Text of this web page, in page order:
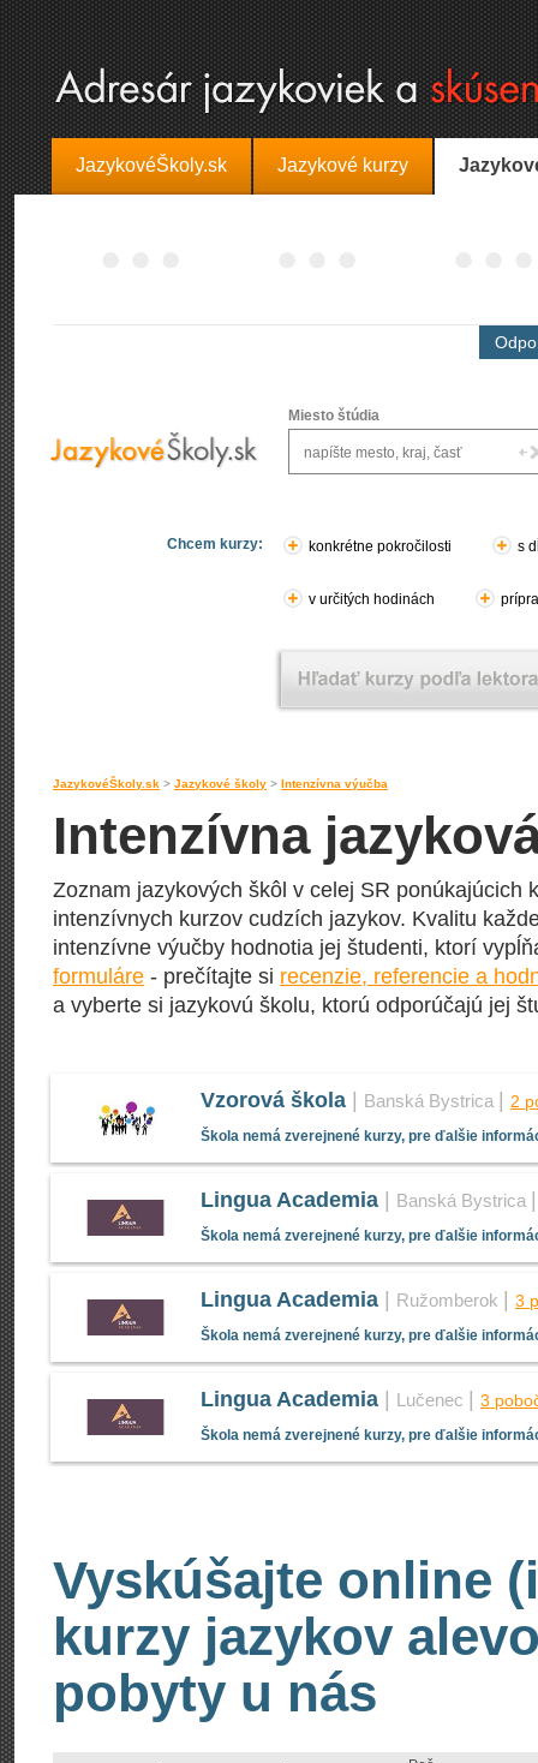
JazykovéŠkoly.sk Jazykové kurzy
Miesto štúdia
Chcem kurzy: konkrétne pokročilosti s
v určitých hodinách
JazykovéŠkoly.sk > Jazykové školy > Intenzívna výučba
Intenzívna
Zoznam jazykových škôl v celej SR ponúkajúcich
intenzívnych kurzov cudzích jazykov. Kvalitu
intenzívne výučby hodnotia jej študenti, ktorí
formuláre - prečítajte si recenzie, referencie a
a vyberte si jazykovú školu, ktorú odporúčajú jej
Vzorová škola Banská Bystrica 2
Škola nemá zverejnené kurzy, pre ďalšie
Lingua Academia Banská Bystrica
Škola nemá zverejnené kurzy, pre ďalšie
Lingua Academia Ružomberok 3
Škola nemá zverejnené kurzy, pre ďalšie
Lingua Academia Lučenec 3
Škola nemá zverejnené kurzy, pre ďalšie
Vyskúšajte online
kurzy jazykov
pobyty u nás